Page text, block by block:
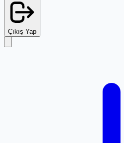
Çıkış Yap